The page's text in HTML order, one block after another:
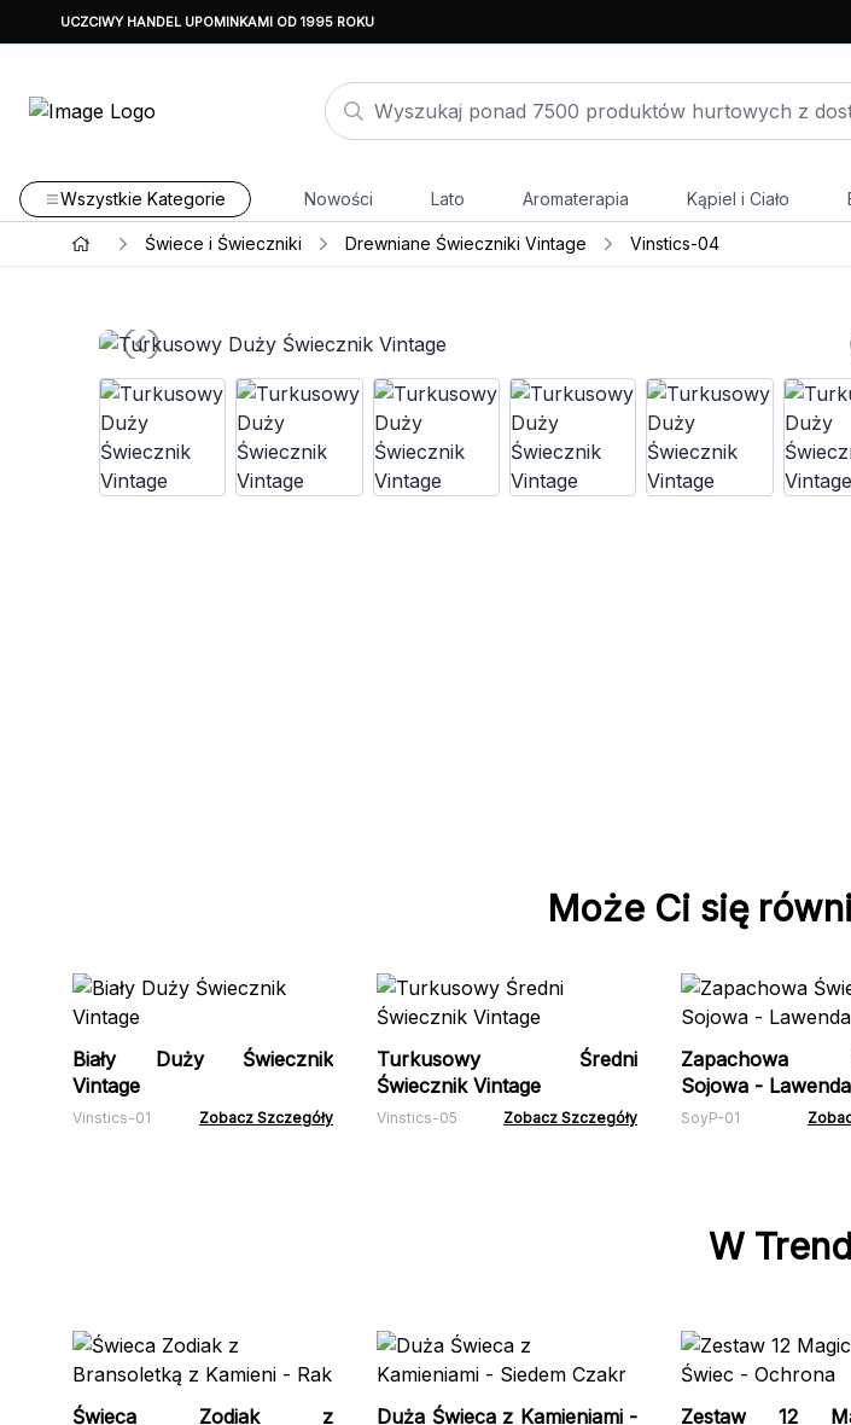
UCZCIWY HANDEL UPOMINKAMI OD 1995 ROKU
Wszystkie Kategorie Nowości Lato Aromaterapia Kąpiel i Ciało
Świece i Świeczniki Drewniane Świeczniki Vintage Vinstics-04
Może Ci się
Biały Duży Świecznik
Vintage
Vinstics-01 Zobacz Szczegóły
Turkusowy Średni
Świecznik Vintage
Vinstics-05 Zobacz Szczegóły
Zapachowa
Sojowa - Lawenda
SoyP-01
W
Świeca Zodiak z
Duża Świeca z Kamieniami -
Zestaw 12